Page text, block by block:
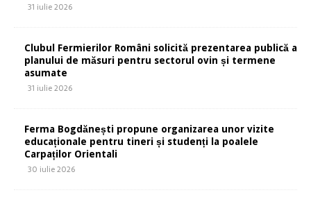
31 iulie 2026
Clubul Fermierilor Români solicită prezentarea publică a
planului de măsuri pentru sectorul ovin și termene
asumate
31 iulie 2026
Ferma Bogdănești propune organizarea unor vizite
educaționale pentru tineri și studenți la poalele
Carpaților Orientali
30 iulie 2026